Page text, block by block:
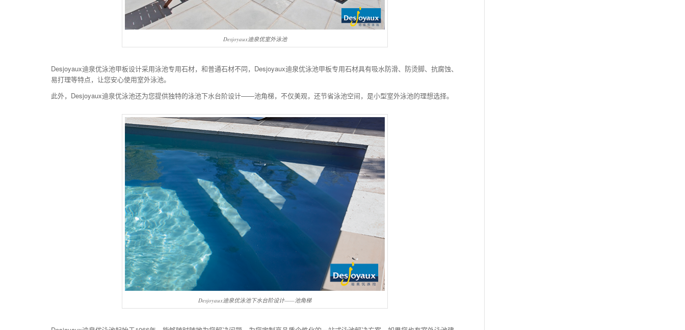
Desjoyaux迪泉优室外泳池
Desjoyaux迪泉优泳池甲板设计采用泳池专用石材，和普通石材不同，Desjoyaux迪泉优泳池甲板专用石材具有吸水防滑、防烫脚、抗腐蚀、
易打理等特点，让您安心使用室外泳池。
此外，Desjoyaux迪泉优泳池还为您提供独特的泳池下水台阶设计——池角梯，不仅美观，还节省泳池空间，是小型室外泳池的理想选择。
Desjoyaux迪泉优泳池下水台阶设计——池角梯